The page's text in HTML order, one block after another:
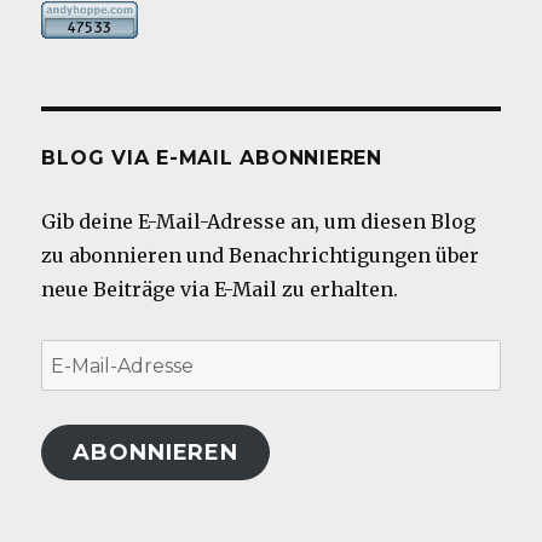
BLOG VIA E-MAIL ABONNIEREN
Gib deine E-Mail-Adresse an, um diesen Blog
zu abonnieren und Benachrichtigungen über
neue Beiträge via E-Mail zu erhalten.
E-
Mail-
Adresse
ABONNIEREN